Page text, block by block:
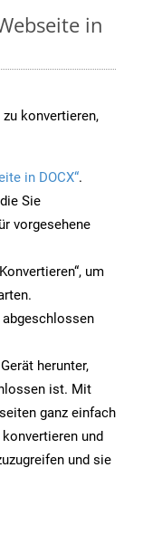
in
konvertieren,
in DOCX“.
Sie
vorgesehene
um
herunter,
ist. Mit
ganz einfach
und
und sie